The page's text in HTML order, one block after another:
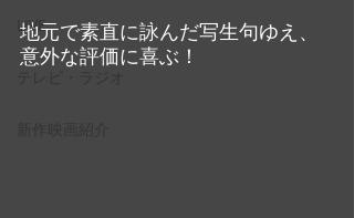
LIVE
地元で素直に詠んだ写生句ゆえ、
意外な評価に喜ぶ！